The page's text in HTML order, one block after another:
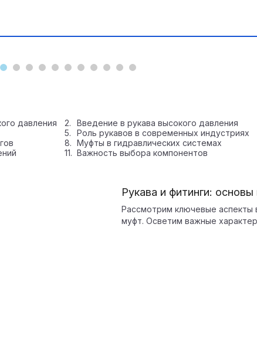
давления Введение в рукава высокого давления
Роль рукавов в современных индустриях
Муфты в гидравлических системах
Важность выбора компонентов
Рукава и фитинги:
Рассмотрим ключевые аспекты
муфт. Осветим важные